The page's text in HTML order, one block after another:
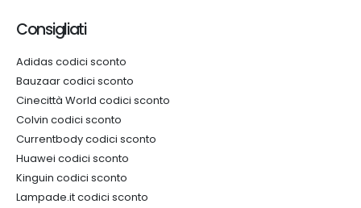
Consigliati
Adidas codici sconto
Bauzaar codici sconto
Cinecittà World codici sconto
Colvin codici sconto
Currentbody codici sconto
Huawei codici sconto
Kinguin codici sconto
Lampade.it codici sconto